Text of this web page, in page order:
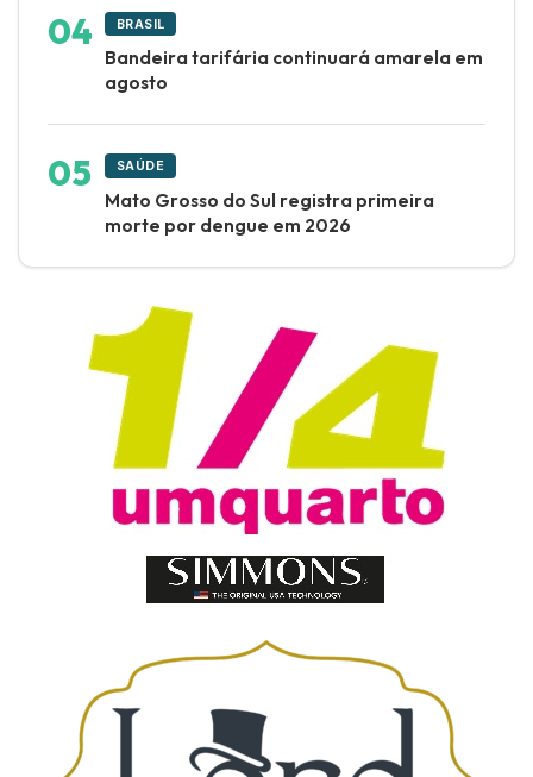
BRASIL
Bandeira tarifária continuará amarela em
agosto
SAÚDE
Mato Grosso do Sul registra primeira
morte por dengue em 2026